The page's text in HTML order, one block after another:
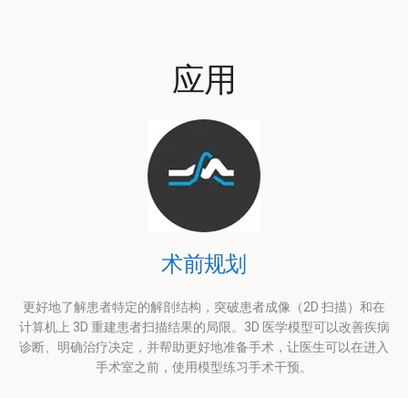
应用
术前规划
更好地了解患者特定的解剖结构，突破患者成像（2D 扫描）和在
计算机上 3D 重建患者扫描结果的局限。3D 医学模型可以改善疾病
诊断、明确治疗决定，并帮助更好地准备手术，让医生可以在进入
手术室之前，使用模型练习手术干预。